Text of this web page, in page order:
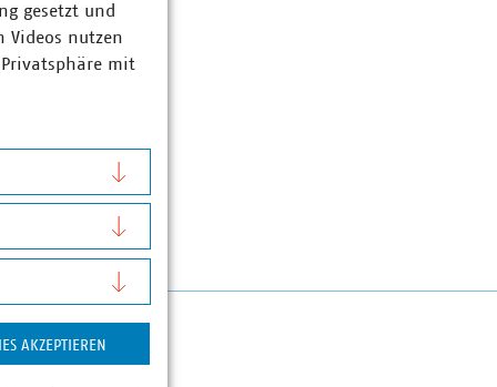
gesetzt und
Videos nutzen
mit
AKZEPTIEREN